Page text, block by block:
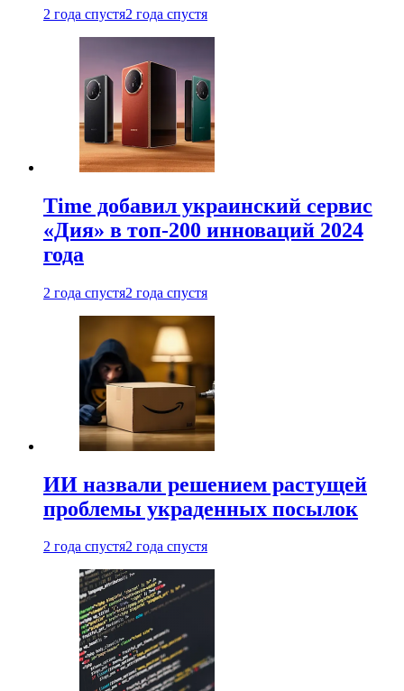
2 года спустя2 года спустя
Time добавил украинский сервис
«Дия» в топ-200 инноваций 2024
года
2 года спустя2 года спустя
ИИ назвали решением растущей
проблемы украденных посылок
2 года спустя2 года спустя